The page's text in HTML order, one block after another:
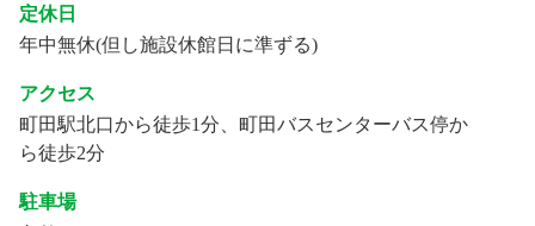
定休日
年中無休(但し施設休館日に準ずる)
アクセス
町田駅北口から徒歩1分、町田バスセンターバス停か
ら徒歩2分
駐車場